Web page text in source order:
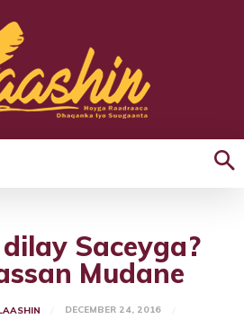
Saceyga?
Mudane
DECEMBER 24, 2016